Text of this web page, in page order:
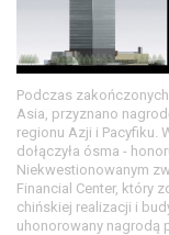
Podczas
Asia, przyznano
regionu Azji i Pacyfiku.
dołączyła ósma -
Niekwestionowanym
Financial Center, który
chińskiej realizacji i
uhonorowany nagrodą